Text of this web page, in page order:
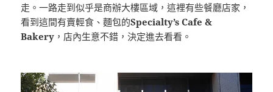
走。一路走到似乎是商辦大樓區域，這裡有些餐廳店家，
看到這間有賣輕食、麵包的Specialty’s Cafe &
Bakery ，店內生意不錯，決定進去看看。